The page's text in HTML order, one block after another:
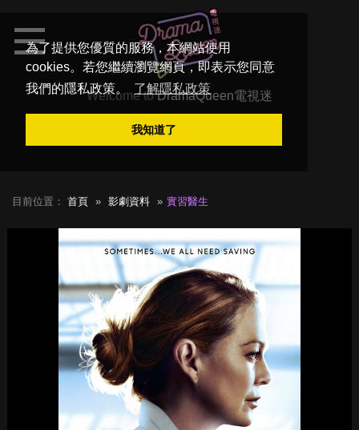
為了提供您優質的服務，本網站使用
cookies。若您繼續瀏覽網頁，即表示您同意
我們的隱私政策。
了解隱私政策
我知道了
Welcome toDramaQueen電視迷
目前位置： 首頁 影劇資料 實習醫生